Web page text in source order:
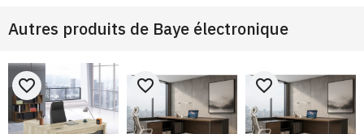
Autres produits de Baye électronique
favorite_border favorite_border favorite_border